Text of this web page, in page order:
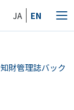
JA EN
メ
ー
知財管理誌バック